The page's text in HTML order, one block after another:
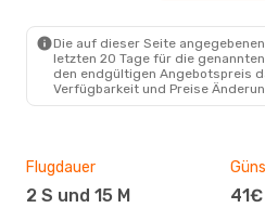
Die auf dieser Seite
letzten 20 Tage für die
den endgültigen Angebotspreis
Verfügbarkeit und Preise
Flugdauer
2 S und 15 M 41€